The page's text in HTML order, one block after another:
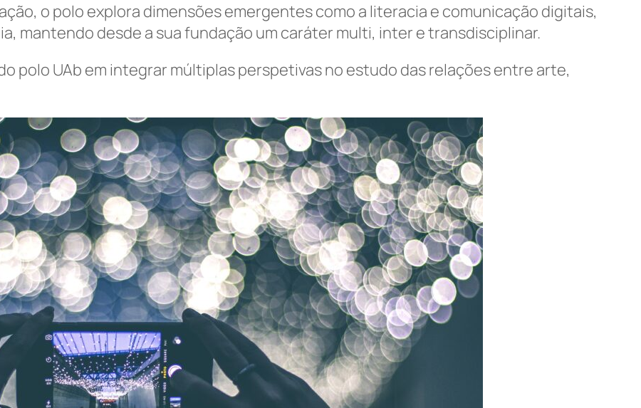
o polo explora dimensões emergentes como a literacia e comunicação digitais,
mantendo desde a sua fundação um caráter multi, inter e transdisciplinar.
polo UAb em integrar múltiplas perspetivas no estudo das relações entre arte,